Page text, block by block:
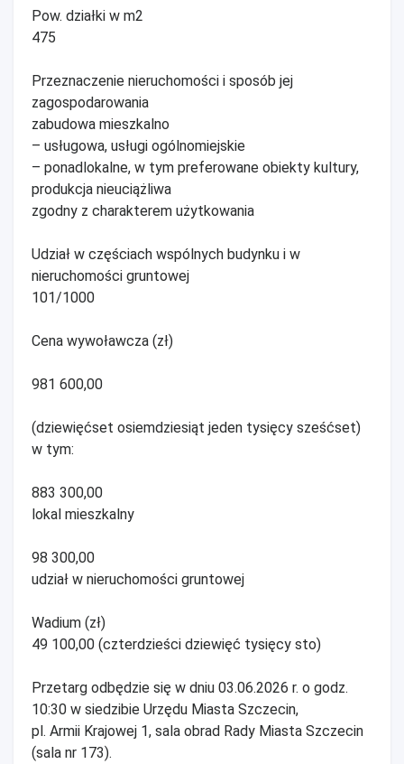
Pow. działki w m2
475
Przeznaczenie nieruchomości i sposób jej
zagospodarowania
zabudowa mieszkalno
– usługowa, usługi ogólnomiejskie
– ponadlokalne, w tym preferowane obiekty kultury,
produkcja nieuciążliwa
zgodny z charakterem użytkowania
Udział w częściach wspólnych budynku i w
nieruchomości gruntowej
101/1000
Cena wywoławcza (zł)
981 600,00
(dziewięćset osiemdziesiąt jeden tysięcy sześćset)
w tym:
883 300,00
lokal mieszkalny
98 300,00
udział w nieruchomości gruntowej
Wadium (zł)
49 100,00 (czterdzieści dziewięć tysięcy sto)
Przetarg odbędzie się w dniu 03.06.2026 r. o godz.
10:30 w siedzibie Urzędu Miasta Szczecin,
pl. Armii Krajowej 1, sala obrad Rady Miasta Szczecin
(sala nr 173).